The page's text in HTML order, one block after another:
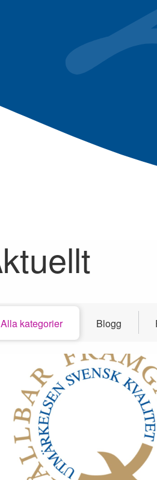
Alla kategorier Blogg